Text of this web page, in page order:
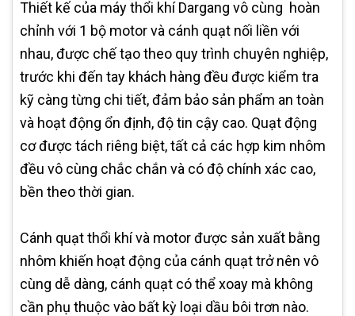
Thiết kế của máy thổi khí Dargang vô cùng hoàn
chỉnh với 1 bộ motor và cánh quạt nối liền với
nhau, được chế tạo theo quy trình chuyên nghiệp,
trước khi đến tay khách hàng đều được kiểm tra
kỹ càng từng chi tiết, đảm bảo sản phẩm an toàn
và hoạt động ổn định, độ tin cậy cao. Quạt động
cơ được tách riêng biệt, tất cả các hợp kim nhôm
đều vô cùng chắc chắn và có độ chính xác cao,
bền theo thời gian.
Cánh quạt thổi khí và motor được sản xuất bằng
nhôm khiến hoạt động của cánh quạt trở nên vô
cùng dễ dàng, cánh quạt có thể xoay mà không
cần phụ thuộc vào bất kỳ loại dầu bôi trơn nào.